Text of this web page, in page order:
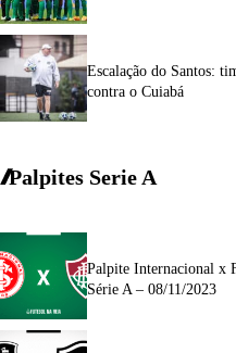
Escalação do Santos:
contra o Cuiabá
Palpites Serie A
Palpite Internacional x
Série A – 08/11/2023